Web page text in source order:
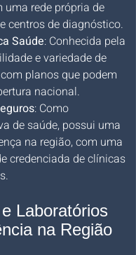
uma rede própria de
centros de diagnóstico.
Saúde: Conhecida pela
e variedade de
planos que podem
nacional.
: Como
de saúde, possui uma
na região, com uma
credenciada de clínicas
Laboratórios
na Região